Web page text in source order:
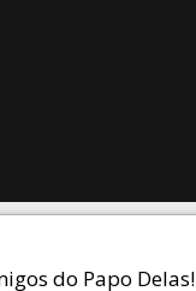
do Papo Delas!